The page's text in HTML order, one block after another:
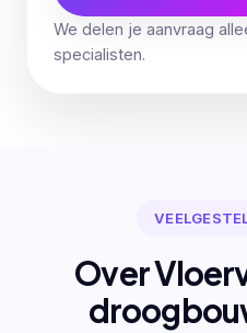
We delen je aanvraag
specialisten.
Over